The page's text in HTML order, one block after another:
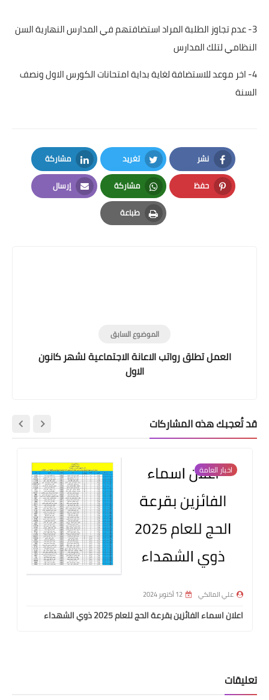
3- عدم تجاوز الطلبة المراد استضافتهم في المدارس النهارية السن
النظامي لتلك المدارس
4- اخر موعد للاستضافة لغاية بداية امتحانات الكورس الاول ونصف
السنة
نشر
Facebook
تغريد
Twitter
مشاركة
LinkedIn
حفظ
Pinterest
مشاركة
Whatsapp
إرسال
Email
طباعة
Print
الموضوع السابق
العمل تطلق رواتب الاعانة الاجتماعية لشهر كانون
الاول
قد تُعجبك هذه المشاركات
اخبار العامة
علي المالكي 12 أكتوبر 2024
اعلان اسماء الفائزين بقرعة الحج للعام 2025 ذوي الشهداء
تعليقات